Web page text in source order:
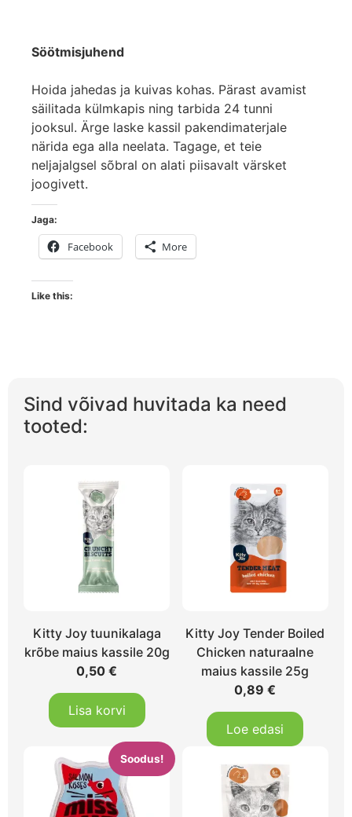
Söötmisjuhend
Hoida jahedas ja kuivas kohas. Pärast avamist
säilitada külmkapis ning tarbida 24 tunni
jooksul. Ärge laske kassil pakendimaterjale
närida ega alla neelata. Tagage, et teie
neljajalgsel sõbral on alati piisavalt värsket
joogivett.
Jaga:
Facebook More
Like this:
Sind võivad huvitada ka need
tooted:
Kitty Joy tuunikalaga
krõbe maius kassile 20g
0,50€
Lisa korvi
Kitty Joy Tender Boiled
Chicken naturaalne
maius kassile 25g
0,89€
Loe edasi
Soodus!